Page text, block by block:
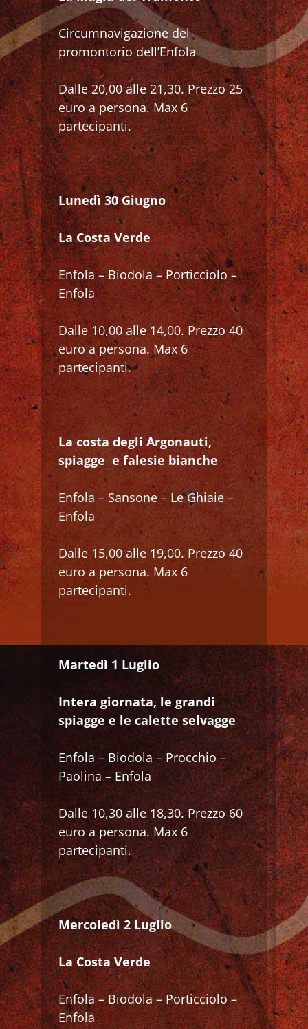
Circumnavigazione del
promontorio dell’Enfola
Dalle 20,00 alle 21,30. Prezzo 25
euro a persona. Max 6
partecipanti.
Lunedì 30 Giugno
La Costa Verde
Enfola – Biodola – Porticciolo –
Enfola
Dalle 10,00 alle 14,00. Prezzo 40
euro a persona. Max 6
partecipanti.
La costa degli Argonauti,
spiagge e falesie bianche
Enfola – Sansone – Le Ghiaie –
Enfola
Dalle 15,00 alle 19,00. Prezzo 40
euro a persona. Max 6
partecipanti.
Martedì 1 Luglio
Intera giornata, le grandi
spiagge e le calette selvagge
Enfola – Biodola – Procchio –
Paolina – Enfola
Dalle 10,30 alle 18,30. Prezzo 60
euro a persona. Max 6
partecipanti.
Mercoledì 2 Luglio
La Costa Verde
Enfola – Biodola – Porticciolo –
Enfola